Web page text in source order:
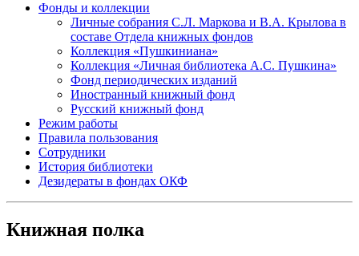
Фонды и коллекции
Личные собрания С.Л. Маркова и В.А. Крылова в
составе Отдела книжных фондов
Коллекция «Пушкиниана»
Коллекция «Личная библиотека А.С. Пушкина»
Фонд периодических изданий
Иностранный книжный фонд
Русский книжный фонд
Режим работы
Правила пользования
Сотрудники
История библиотеки
Дезидераты в фондах ОКФ
Книжная полка